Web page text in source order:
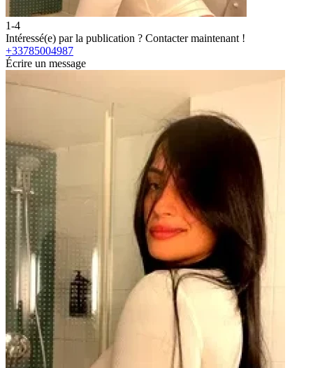
1-4
Intéressé(e) par la publication ? Contacter maintenant !
+33785004987
Écrire un message